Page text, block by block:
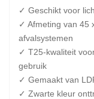
✓ Geschikt voor
✓ Afmeting van 45
afvalsystemen
✓ T25-kwaliteit
gebruik
✓ Gemaakt van
✓ Zwarte kleur